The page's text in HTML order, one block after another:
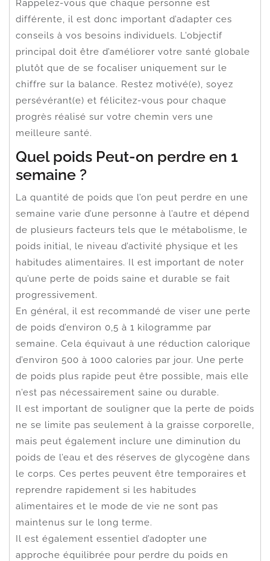
Rappelez-vous que chaque personne est
différente, il est donc important d’adapter ces
conseils à vos besoins individuels. L’objectif
principal doit être d’améliorer votre santé globale
plutôt que de se focaliser uniquement sur le
chiffre sur la balance. Restez motivé(e), soyez
persévérant(e) et félicitez-vous pour chaque
progrès réalisé sur votre chemin vers une
meilleure santé.
Quel poids Peut-on perdre en 1
semaine ?
La quantité de poids que l’on peut perdre en une
semaine varie d’une personne à l’autre et dépend
de plusieurs facteurs tels que le métabolisme, le
poids initial, le niveau d’activité physique et les
habitudes alimentaires. Il est important de noter
qu’une perte de poids saine et durable se fait
progressivement.
En général, il est recommandé de viser une perte
de poids d’environ 0,5 à 1 kilogramme par
semaine. Cela équivaut à une réduction calorique
d’environ 500 à 1000 calories par jour. Une perte
de poids plus rapide peut être possible, mais elle
n’est pas nécessairement saine ou durable.
Il est important de souligner que la perte de poids
ne se limite pas seulement à la graisse corporelle,
mais peut également inclure une diminution du
poids de l’eau et des réserves de glycogène dans
le corps. Ces pertes peuvent être temporaires et
reprendre rapidement si les habitudes
alimentaires et le mode de vie ne sont pas
maintenus sur le long terme.
Il est également essentiel d’adopter une
approche équilibrée pour perdre du poids en